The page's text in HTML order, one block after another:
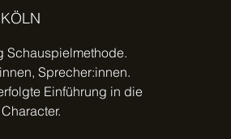
Schauspielmethode.
Sprecher:innen.
Einführung in die